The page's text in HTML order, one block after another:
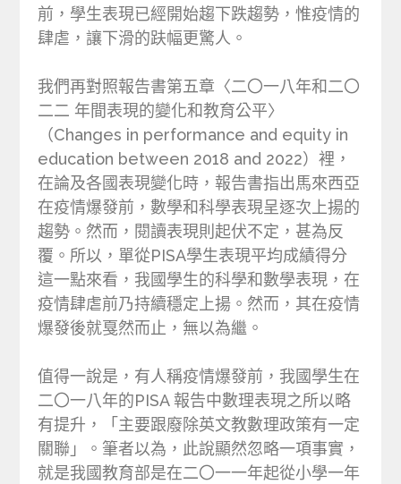
前，學生表現已經開始趨下跌趨勢，惟疫情的
肆虐，讓下滑的趺幅更驚人。
我們再對照報告書第五章〈二〇一八年和二〇
二二 年間表現的變化和教育公平〉
（Changes in performance and equity in
education between 2018 and 2022）裡，
在論及各國表現變化時，報告書指出馬來西亞
在疫情爆發前，數學和科學表現呈逐次上揚的
趨勢。然而，閱讀表現則起伏不定，甚為反
覆。所以，單從PISA學生表現平均成績得分
這一點來看，我國學生的科學和數學表現，在
疫情肆虐前乃持續穩定上揚。然而，其在疫情
爆發後就戛然而止，無以為繼。
值得一說是，有人稱疫情爆發前，我國學生在
二〇一八年的PISA 報告中數理表現之所以略
有提升，「主要跟廢除英文教數理政策有一定
關聯」。筆者以為，此說顯然忽略一項事實，
就是我國教育部是在二〇一一年起從小學一年